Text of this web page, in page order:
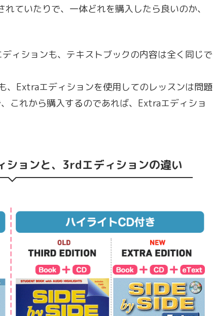
ていたりで、一体どれを購入したら良いのか、
ィションも、テキストブックの内容は全く同じで
、Extraエディションを使用してのレッスンは問題
これから購入するのであれば、Extraエディショ
ョンと、3rdエディションの違い